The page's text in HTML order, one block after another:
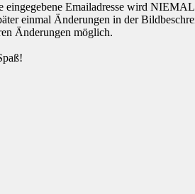
eingegebene Emailadresse wird
einmal Änderungen in der
Änderungen möglich.